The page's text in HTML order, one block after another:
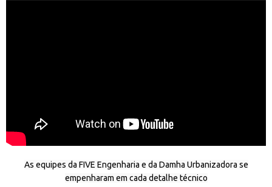
As equipes da FIVE Engenharia e da Damha Urbanizadora se
empenharam em cada detalhe técnico